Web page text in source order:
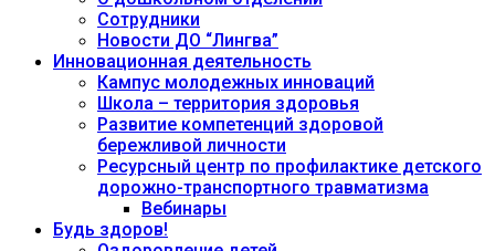
Сотрудники
Новости ДО “Лингва”
Инновационная деятельность
Кампус молодежных инноваций
Школа – территория здоровья
Развитие компетенций здоровой
бережливой личности
Ресурсный центр по профилактике детского
дорожно-транспортного травматизма
Вебинары
Будь здоров!